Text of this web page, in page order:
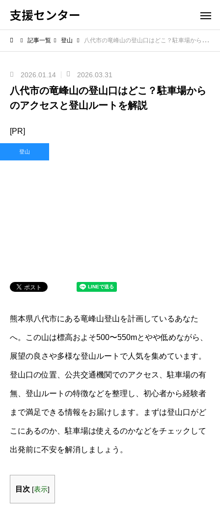
支援センター
記事一覧 登山 八代市の竜峰山の登山口はどこ？駐車場からのアクセスと登山ルートを解説
2026.01.14 2026.03.31
八代市の竜峰山の登山口はどこ？駐車場から
のアクセスと登山ルートを解説
[PR]
登山
熊本県八代市にある竜峰山登山を計画しているあなた
へ。この山は標高およそ500〜550mとやや低めながら、
展望の良さや多様な登山ルートで人気を集めています。
登山口の位置、公共交通機関でのアクセス、駐車場の有
無、登山ルートの特徴などを整理し、初心者から経験者
まで満足できる情報をお届けします。まずは登山口がど
こにあるのか、駐車場は使えるのかなどをチェックして
出発前に不安を解消しましょう。
目次 [表示]